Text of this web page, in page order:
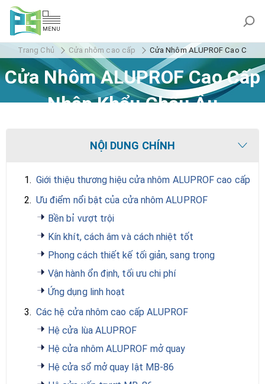
MENU
Trang Chủ Cửa nhôm cao cấp Cửa Nhôm ALUPROF Cao Cấp
Cửa Nhôm ALUPROF Cao Cấp
Nhập Khẩu Châu Âu
NỘI DUNG CHÍNH
1. Giới thiệu thương hiệu cửa nhôm ALUPROF cao cấp
2. Ưu điểm nổi bật của cửa nhôm ALUPROF
Bền bỉ vượt trội
Kín khít, cách âm và cách nhiệt tốt
Phong cách thiết kế tối giản, sang trọng
Vận hành ổn định, tối ưu chi phí
Ứng dụng linh hoạt
3. Các hệ cửa nhôm cao cấp ALUPROF
Hệ cửa lùa ALUPROF
Hệ cửa nhôm ALUPROF mở quay
Hệ cửa sổ mở quay lật MB-86